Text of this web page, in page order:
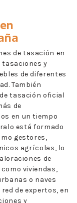
de tasación en
tasaciones y
de diferentes
También
tasación oficial
de
en un tiempo
está formado
gestores,
agrícolas, lo
de
viviendas,
o naves
de expertos, en
y